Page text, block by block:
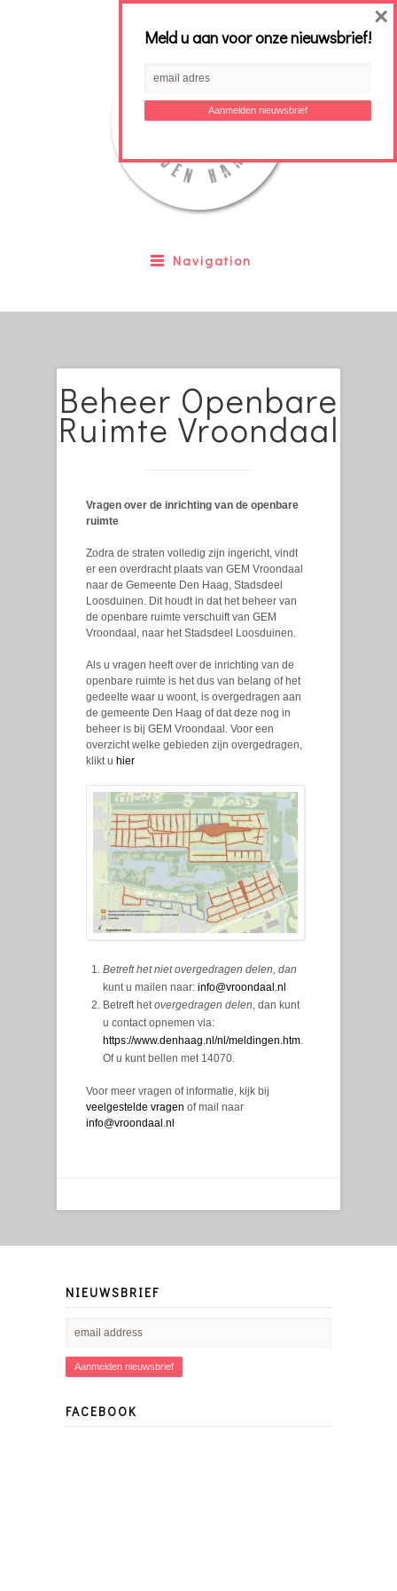
Navigation
Beheer Openbare
Ruimte Vroondaal
Vragen over de inrichting van de openbare
ruimte
Zodra de straten volledig zijn ingericht, vindt
er een overdracht plaats van GEM Vroondaal
naar de Gemeente Den Haag, Stadsdeel
Loosduinen. Dit houdt in dat het beheer van
de openbare ruimte verschuift van GEM
Vroondaal, naar het Stadsdeel Loosduinen.
Als u vragen heeft over de inrichting van de
openbare ruimte is het dus van belang of het
gedeelte waar u woont, is overgedragen aan
de gemeente Den Haag of dat deze nog in
beheer is bij GEM Vroondaal. Voor een
overzicht welke gebieden zijn overgedragen,
klikt u hier
Betreft het niet overgedragen delen, dan
kunt u mailen naar: info@vroondaal.nl
Betreft het overgedragen delen , dan kunt
u contact opnemen via:
https://www.denhaag.nl/nl/meldingen.htm
Of u kunt bellen met 14070.
Voor meer vragen of informatie, kijk bij
veelgestelde vragen of mail naar
info@vroondaal.nl
NIEUWSBRIEF
FACEBOOK
Meld u aan voor onze nieuwsbrief!
×